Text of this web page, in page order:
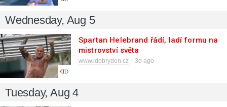
Wednesday, Aug 5
Spartan Helebrand řádí, ladí formu na
mistrovství světa
www.idobryden.cz 3d ago
Tuesday, Aug 4